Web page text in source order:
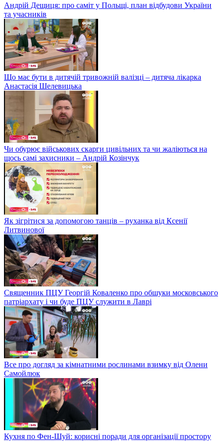
Андрій Дещиця: про саміт у Польщі, план відбудови України
та учасників
Що має бути в дитячій тривожній валізці – дитяча лікарка
Анастасія Шелевицька
Чи обурює військових скарги цивільних та чи жаліються на
щось самі захисники – Андрій Козінчук
Як зігрітися за допомогою танців – руханка від Ксенії
Литвинової
Священник ПЦУ Георгій Коваленко про обшуки московського
патріархату і чи буде ПЦУ служити в Лаврі
Все про догляд за кімнатними рослинами взимку від Олени
Самойлюк
Кухня по Фен-Шуй: корисні поради для організації простору